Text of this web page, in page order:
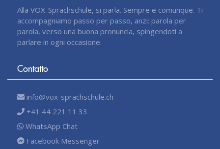
Alla VOX-Sprachschule, si parla. Sempre e comunque. Ti
accompagniamo passo per passo, anzi: parola per
parola, verso una buona pronuncia, spingendoti a
parlare in ogni occasione.
Contatto
info@vox-sprachschule.ch
+41 44 221 11 33
WhatsApp Chat
Facebook Messenger